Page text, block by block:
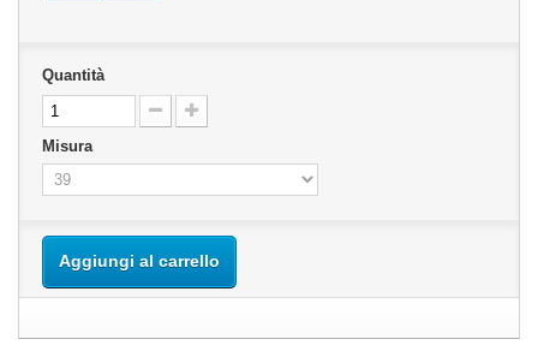
Quantità
Misura
Aggiungi al carrello